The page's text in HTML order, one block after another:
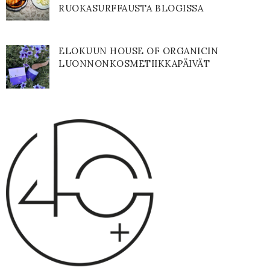
RUOKASURFFAUSTA BLOGISSA
ELOKUUN HOUSE OF ORGANICIN
LUONNONKOSMETIIKKAPÄIVÄT